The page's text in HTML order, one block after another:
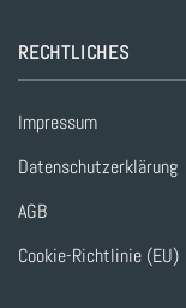
RECHTLICHES
Impressum
Datenschutzerklärung
AGB
Cookie-Richtlinie (EU)